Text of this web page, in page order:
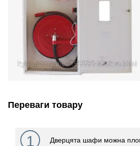
Переваги товару
1 Дверцята шафи можна